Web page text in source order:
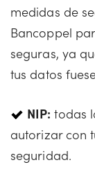
medidas de
Bancoppel
seguras, ya
tus datos
NIP: todas
autorizar con
seguridad.